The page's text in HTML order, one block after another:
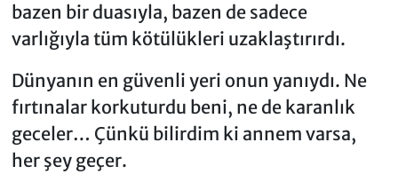
bazen bir duasıyla, bazen de sadece
varlığıyla tüm kötülükleri uzaklaştırırdı.
Dünyanın en güvenli yeri onun yanıydı. Ne
fırtınalar korkuturdu beni, ne de karanlık
geceler… Çünkü bilirdim ki annem varsa,
her şey geçer.